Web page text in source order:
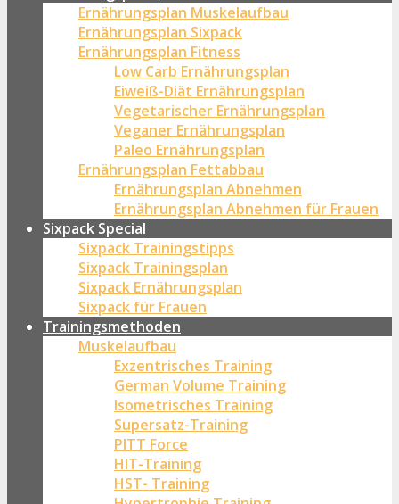
Ernährungsplan Muskelaufbau
Ernährungsplan Sixpack
Ernährungsplan Fitness
Low Carb Ernährungsplan
Eiweiß-Diät Ernährungsplan
Vegetarischer Ernährungsplan
Veganer Ernährungsplan
Paleo Ernährungsplan
Ernährungsplan Fettabbau
Ernährungsplan Abnehmen
Ernährungsplan Abnehmen für Frauen
Sixpack Special
Sixpack Trainingstipps
Sixpack Trainingsplan
Sixpack Ernährungsplan
Sixpack für Frauen
Trainingsmethoden
Muskelaufbau
Exzentrisches Training
German Volume Training
Isometrisches Training
Supersatz-Training
PITT Force
HIT-Training
HST- Training